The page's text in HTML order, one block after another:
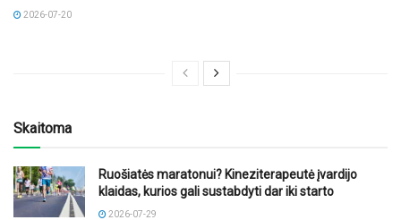
2026-07-20
Skaitoma
Ruošiatės maratonui? Kineziterapeutė įvardijo
klaidas, kurios gali sustabdyti dar iki starto
2026-07-29